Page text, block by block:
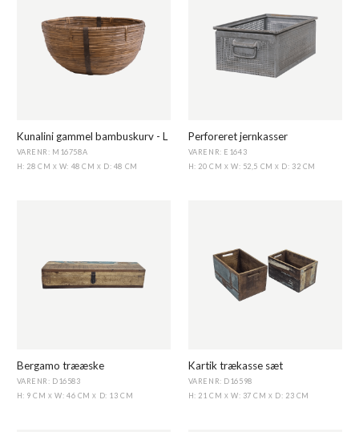
Kunalini gammel bambuskurv - L
VARENR: M16758A
H: 28 CM X W: 48 CM X D: 48 CM
Perforeret jernkasser
VARENR: E1643
H: 20 CM X W: 52,5 CMX D: 32 CM
Bergamo trææske
VARENR: D16583
H: 9 CMX W: 46 CMX D: 13 CM
Kartik trækasse sæt
VARENR: D16598
H: 21 CM X W: 37 CMX D: 23 CM